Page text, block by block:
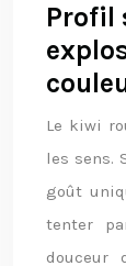
Profil
Le kiwi
les sens.
goût
tenter
douceur